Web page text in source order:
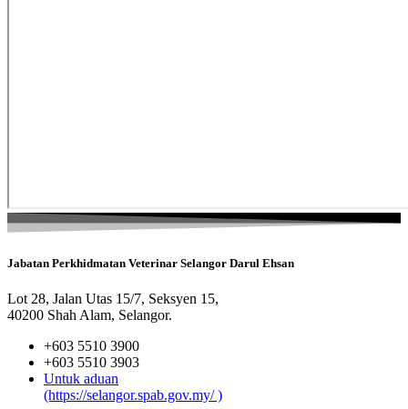
Jabatan Perkhidmatan Veterinar Selangor Darul Ehsan
Lot 28, Jalan Utas 15/7, Seksyen 15,
40200 Shah Alam, Selangor.
+603 5510 3900
+603 5510 3903
Untuk aduan
(https://selangor.spab.gov.my/ )